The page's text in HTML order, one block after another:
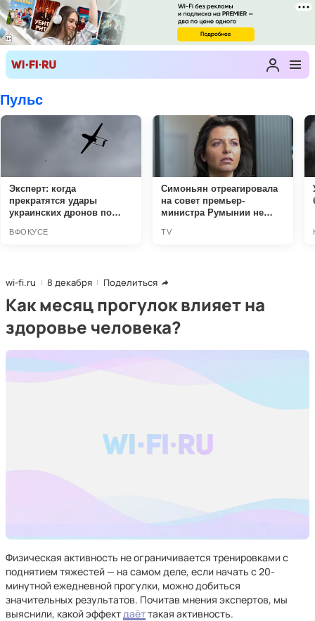
wi-fi.ru 8 декабря Поделиться
Как месяц прогулок влияет на
здоровье человека?
Физическая активность не ограничивается тренировками с
поднятием тяжестей — на самом деле, если начать с 20-
минутной ежедневной прогулки, можно добиться
значительных результатов. Почитав мнения экспертов, мы
выяснили, какой эффектдаёттакая активность.